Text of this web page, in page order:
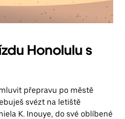
Honolulu s
přepravu po městě
svézt na letiště
K. Inouye, do své oblíbené